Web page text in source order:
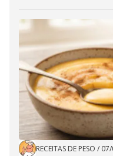
RECEITAS DE PESO /